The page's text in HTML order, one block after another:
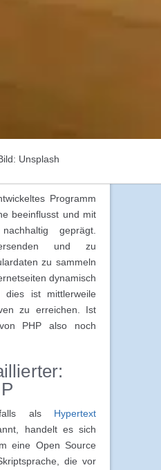
Unsplash
Programm
beeinflusst und mit
geprägt.
und zu
zu sammeln
dynamisch
ist mittlerweile
zu erreichen. Ist
PHP also noch
als Hypertext
handelt es sich
eine Open Source
die vor